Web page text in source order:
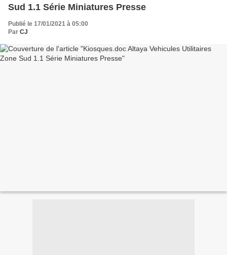
Sud 1.1 Série Miniatures Presse
Publié le 17/01/2021 à 05:00
Par CJ